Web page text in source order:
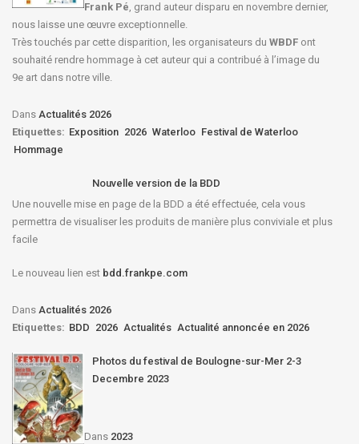
Frank Pé, grand auteur disparu en novembre dernier,
nous laisse une œuvre exceptionnelle.
Très touchés par cette disparition, les organisateurs du WBDF ont
souhaité rendre hommage à cet auteur qui a contribué à l’image du
9e art dans notre ville.
Dans Actualités 2026
Etiquettes: Exposition 2026 Waterloo Festival de Waterloo
Hommage
Nouvelle version de la BDD
Une nouvelle mise en page de la BDD a été effectuée, cela vous
permettra de visualiser les produits de manière plus conviviale et plus
facile
Le nouveau lien est bdd.frankpe.com
Dans Actualités 2026
Etiquettes: BDD 2026 Actualités Actualité annoncée en 2026
Photos du festival de Boulogne-sur-Mer 2-3
Decembre 2023
Dans 2023